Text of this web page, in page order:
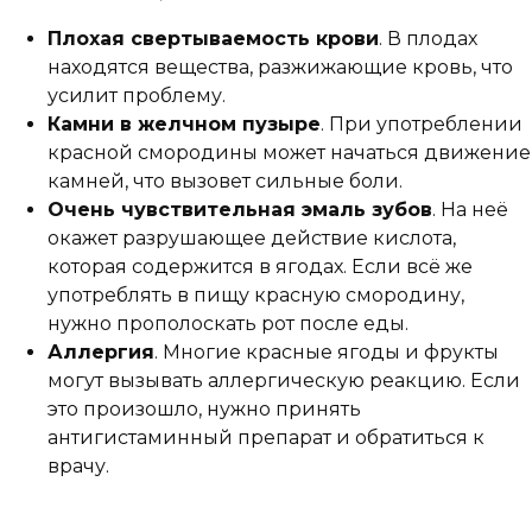
Плохая свертываемость крови. В плодах
находятся вещества, разжижающие кровь, что
усилит проблему.
Камни в желчном пузыре. При употреблении
красной смородины может начаться движение
камней, что вызовет сильные боли.
Очень чувствительная эмаль зубов. На неё
окажет разрушающее действие кислота,
которая содержится в ягодах. Если всё же
употреблять в пищу красную смородину,
нужно прополоскать рот после еды.
Аллергия. Многие красные ягоды и фрукты
могут вызывать аллергическую реакцию. Если
это произошло, нужно принять
антигистаминный препарат и обратиться к
врачу.